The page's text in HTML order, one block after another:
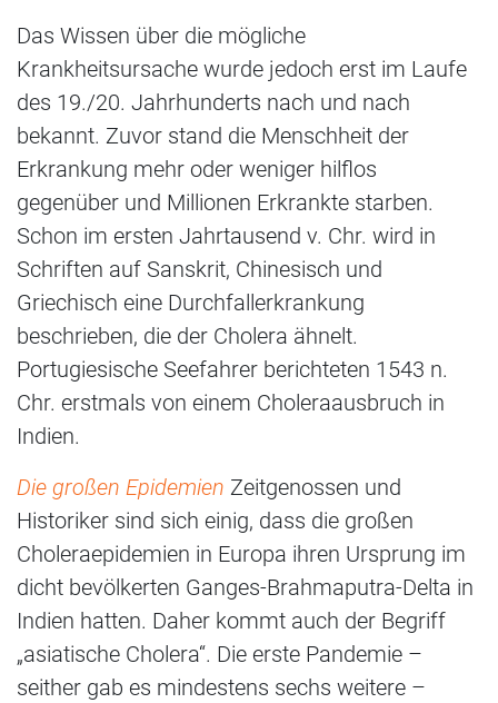
Das Wissen über die mögliche
Krankheitsursache wurde jedoch erst im Laufe
des 19./20. Jahrhunderts nach und nach
bekannt. Zuvor stand die Menschheit der
Erkrankung mehr oder weniger hilflos
gegenüber und Millionen Erkrankte starben.
Schon im ersten Jahrtausend v. Chr. wird in
Schriften auf Sanskrit, Chinesisch und
Griechisch eine Durchfallerkrankung
beschrieben, die der Cholera ähnelt.
Portugiesische Seefahrer berichteten 1543 n.
Chr. erstmals von einem Choleraausbruch in
Indien.
Die großen Epidemien Zeitgenossen und
Historiker sind sich einig, dass die großen
Choleraepidemien in Europa ihren Ursprung im
dicht bevölkerten Ganges-Brahmaputra-Delta in
Indien hatten. Daher kommt auch der Begriff
„asiatische Cholera“. Die erste Pandemie –
seither gab es mindestens sechs weitere –